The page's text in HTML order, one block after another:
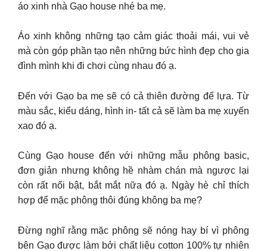
áo xinh nhà Gạo house nhé ba mẹ.
Áo xinh không những tạo cảm giác thoải mái, vui vẻ
mà còn góp phần tạo nên những bức hình đẹp cho gia
đình mình khi đi chơi cùng nhau đó ạ.
Đến với Gạo ba mẹ sẽ có cả thiên đường để lựa. Từ
màu sắc, kiểu dáng, hình in- tất cả sẽ làm ba mẹ xuyến
xao đó ạ.
Cùng Gạo house đến với những mẫu phông basic,
đơn giản nhưng không hề nhàm chán mà ngược lại
còn rất nổi bật, bắt mắt nữa đó ạ. Ngày hè chỉ thích
hợp để mặc phông thôi đúng không ba mẹ?
Đừng nghĩ rằng mặc phông sẽ nóng hay bí vì phông
bên Gạo được làm bởi chất liệu cotton 100% tự nhiên